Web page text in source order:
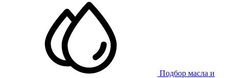
Подбор масла и